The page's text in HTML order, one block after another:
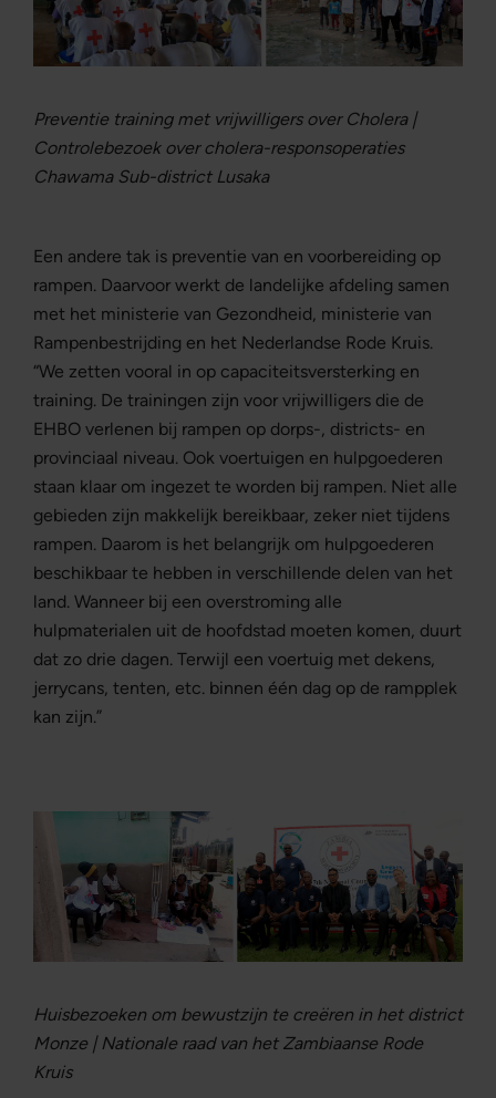
Preventie training met vrijwilligers over Cholera |
Controlebezoek over cholera-responsoperaties
Chawama Sub-district Lusaka
Een andere tak is preventie van en voorbereiding op
rampen. Daarvoor werkt de landelijke afdeling samen
met het ministerie van Gezondheid, ministerie van
Rampenbestrijding en het Nederlandse Rode Kruis.
“We zetten vooral in op capaciteitsversterking en
training. De trainingen zijn voor vrijwilligers die de
EHBO verlenen bij rampen op dorps-, districts- en
provinciaal niveau. Ook voertuigen en hulpgoederen
staan klaar om ingezet te worden bij rampen. Niet alle
gebieden zijn makkelijk bereikbaar, zeker niet tijdens
rampen. Daarom is het belangrijk om hulpgoederen
beschikbaar te hebben in verschillende delen van het
land. Wanneer bij een overstroming alle
hulpmaterialen uit de hoofdstad moeten komen, duurt
dat zo drie dagen. Terwijl een voertuig met dekens,
jerrycans, tenten, etc. binnen één dag op de rampplek
kan zijn.”
Huisbezoeken om bewustzijn te creëren in het district
Monze | Nationale raad van het Zambiaanse Rode
Kruis